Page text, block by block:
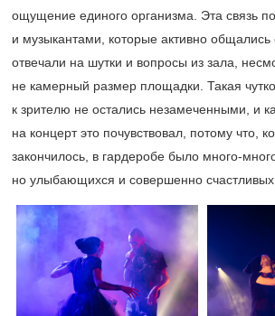
ощущение единого организма. Эта связь
и музыкантами, которые активно общались
отвечали на шутки и вопросы из зала,
не камерный размер площадки. Такая
к зрителю не остались незамеченными, и
на концерт это почувствовал, потому что,
закончилось, в гардеробе было много-
но улыбающихся и совершенно